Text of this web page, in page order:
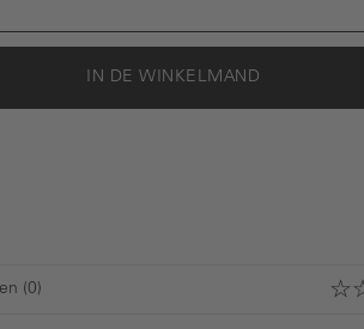
IN DE WINKELMAND
(0)